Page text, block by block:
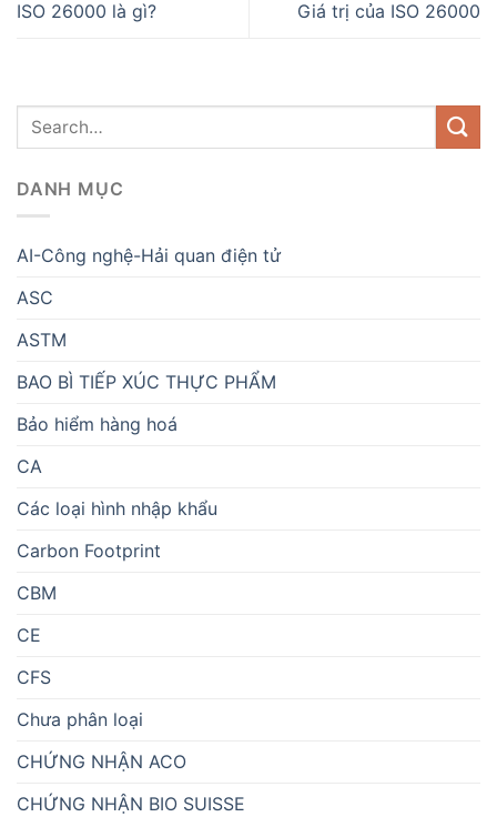
ISO 26000 là gì? Giá trị của ISO 26000
DANH MỤC
AI-Công nghệ-Hải quan điện tử
ASC
ASTM
BAO BÌ TIẾP XÚC THỰC PHẨM
Bảo hiểm hàng hoá
CA
Các loại hình nhập khẩu
Carbon Footprint
CBM
CE
CFS
Chưa phân loại
CHỨNG NHẬN ACO
CHỨNG NHẬN BIO SUISSE